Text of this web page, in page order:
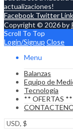
actualizaciones!
Facebook Twitter
Copyright © 2026 by
Scroll To Top
Login/Signup Close
Menu
Balanzas
Equipo de
Tecnologia
** OFERTAS **